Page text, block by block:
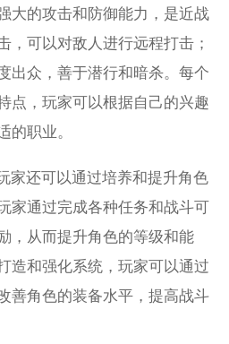
大的攻击和防御能力，是近战
，可以对敌人进行远程打击；
出众，善于潜行和暗杀。每个
点，玩家可以根据自己的兴趣
的职业。
家还可以通过培养和提升角色
家通过完成各种任务和战斗可
，从而提升角色的等级和能
造和强化系统，玩家可以通过
善角色的装备水平，提高战斗